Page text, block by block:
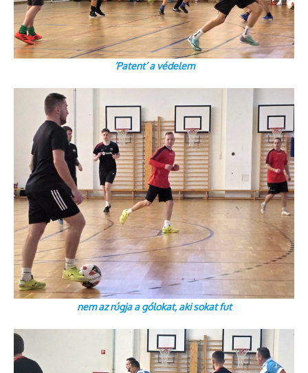
‘Patent’ a védelem
nem az rúgja a gólokat, aki sokat fut